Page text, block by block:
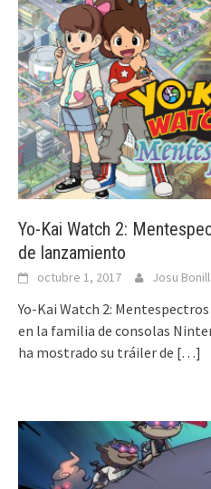
Yo-Kai Watch 2:
de lanzamiento
octubre 1, 2017 Josu
Yo-Kai Watch 2:
en la familia de consolas
ha mostrado su tráiler de […]